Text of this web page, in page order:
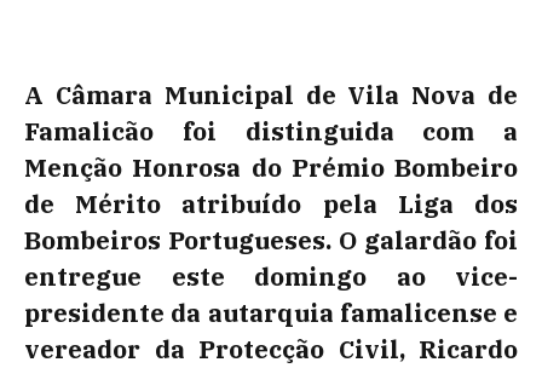
A Câmara Municipal de Vila Nova de
Famalicão foi distinguida com a
Menção Honrosa do Prémio Bombeiro
de Mérito atribuído pela Liga dos
Bombeiros Portugueses. O galardão foi
entregue este domingo ao vice-
presidente da autarquia famalicense e
vereador da Protecção Civil, Ricardo